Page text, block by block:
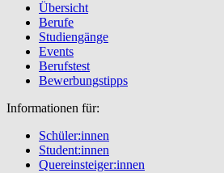
Übersicht
Berufe
Studiengänge
Events
Berufstest
Bewerbungstipps
Informationen für:
Schüler:innen
Student:innen
Quereinsteiger:innen